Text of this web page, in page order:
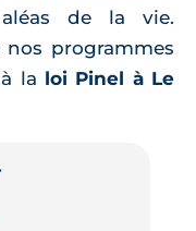
de la vie.
nos programmes
la loi Pinel à Le